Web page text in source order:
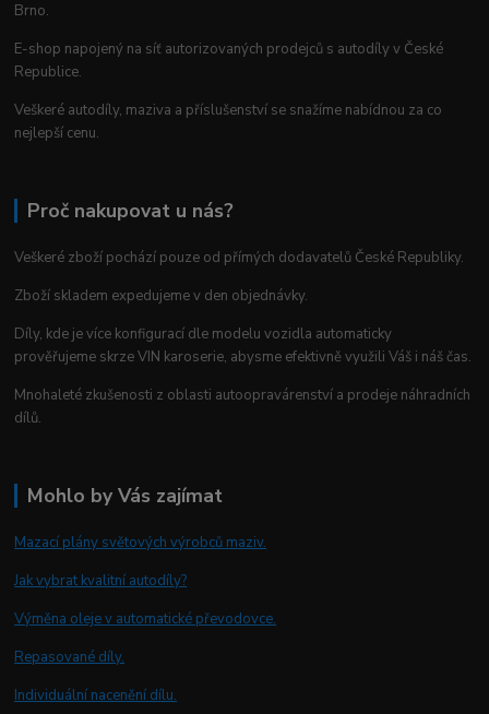
Brno.
E-shop napojený na síť autorizovaných prodejců s autodíly v České
Republice.
Veškeré autodíly, maziva a příslušenství se snažíme nabídnou za co
nejlepší cenu.
Proč nakupovat u nás?
Veškeré zboží pochází pouze od přímých dodavatelů České Republiky.
Zboží skladem expedujeme v den objednávky.
Díly, kde je více konfigurací dle modelu vozidla automaticky
prověřujeme skrze VIN karoserie, abysme efektivně využili Váš i náš čas.
Mnohaleté zkušenosti z oblasti autoopravárenství a prodeje náhradních
dílů.
Mohlo by Vás zajímat
Mazací plány světových výrobců maziv.
Jak vybrat kvalitní autodíly?
Výměna oleje v automatické převodovce.
Repasované díly.
Individuální nacenění dílu.